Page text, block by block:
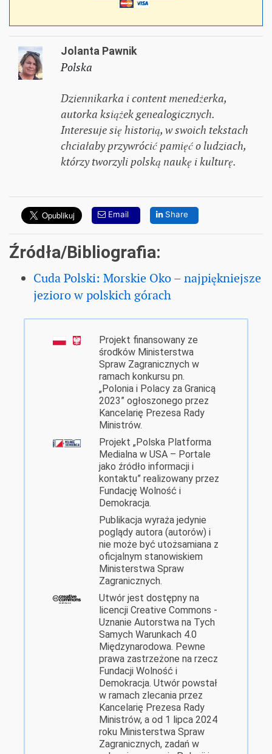
Jolanta Pawnik
Polska
Dziennikarka i content menedżerka,
autorka książek genealogicznych.
Interesuje się historią, w swoich tekstach
chciałaby przywrócić pamięć o ludziach,
którzy tworzyli polską naukę i kulturę.
Email Share
Źródła/Bibliografia:
Cuda Polski: Morskie Oko – najpiękniejsze
jezioro w polskich górach
Projekt finansowany ze
środków Ministerstwa
Spraw Zagranicznych w
ramach konkursu pn.
„Polonia i Polacy za Granicą
2023” ogłoszonego przez
Kancelarię Prezesa Rady
Ministrów.
Projekt „Polska Platforma
Medialna w USA – Portale
jako źródło informacji i
kontaktu” realizowany przez
Fundację Wolność i
Demokracja.
Publikacja wyraża jedynie
poglądy autora (autorów) i
nie może być utożsamiana z
oficjalnym stanowiskiem
Ministerstwa Spraw
Zagranicznych.
Utwór jest dostępny na
licencji Creative Commons -
Uznanie Autorstwa na Tych
Samych Warunkach 4.0
Międzynarodowa. Pewne
prawa zastrzeżone na rzecz
Fundacji Wolność i
Demokracja. Utwór powstał
w ramach zlecania przez
Kancelarię Prezesa Rady
Ministrów, a od 1 lipca 2024
roku Ministerstwa Spraw
Zagranicznych, zadań w